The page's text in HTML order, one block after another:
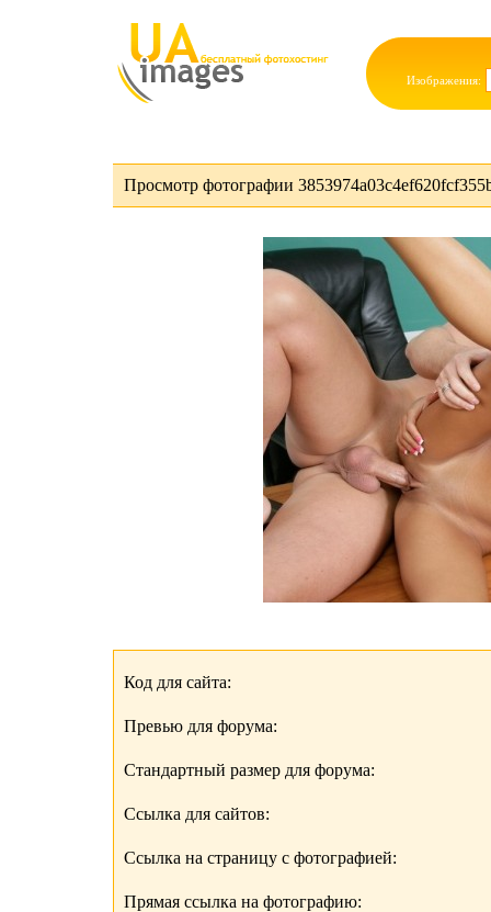
Изображения:
Просмотр фотографии
Код для сайта:
Превью для форума:
Стандартный размер для форума:
Ссылка для сайтов:
Ссылка на страницу с фотографией:
Прямая ссылка на фотографию: